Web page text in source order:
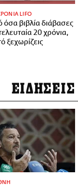
LIFO
όσα βιβλία διάβασες
20 χρόνια,
ξεχωρίζεις
ΕΙΔΗΣΕΙΣ